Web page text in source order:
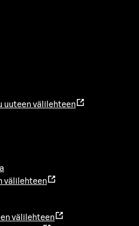
uuteen välilehteen
välilehteen
välilehteen